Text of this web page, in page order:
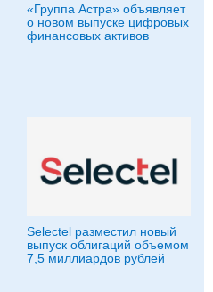
«Группа Астра» объявляет
о новом выпуске цифровых
финансовых активов
Selectel разместил новый
выпуск облигаций объемом
7,5 миллиардов рублей